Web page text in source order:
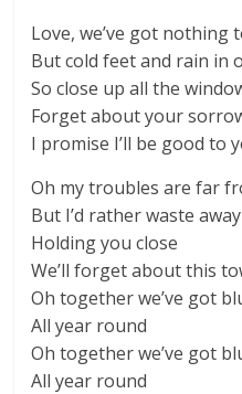
Love, we’ve got nothing
But cold feet and rain in
So close up all the
Forget about your
I promise I’ll be good to
Oh my troubles are far
But I’d rather waste
Holding you close
We’ll forget about this
Oh together we’ve got
All year round
Oh together we’ve got
All year round